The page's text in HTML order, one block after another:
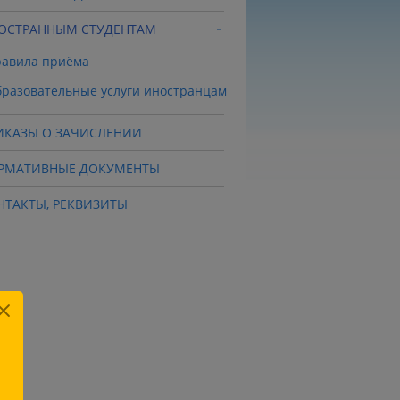
СТУДЕНТАМ
приёма
услуги иностранцам
О ЗАЧИСЛЕНИИ
ДОКУМЕНТЫ
РЕКВИЗИТЫ